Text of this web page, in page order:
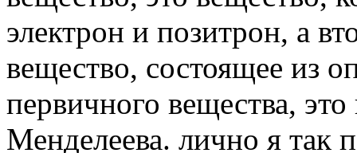
электрон и позитрон, а
вещество, состоящее из
первичного вещества,
Менделеева. лично я так